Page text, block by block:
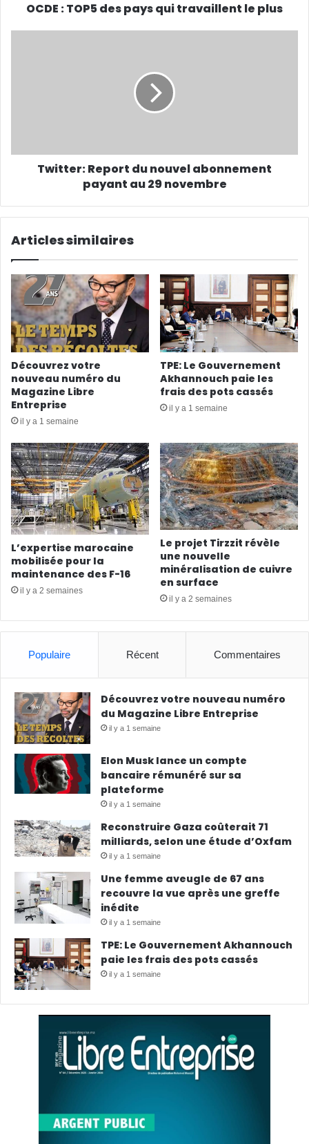
OCDE : TOP5 des pays qui travaillent le plus
Twitter: Report du nouvel abonnement
payant au 29 novembre
Articles similaires
Découvrez votre
nouveau numéro du
Magazine Libre
Entreprise
il y a 1 semaine
TPE: Le Gouvernement
Akhannouch paie les
frais des pots cassés
il y a 1 semaine
L’expertise marocaine
mobilisée pour la
maintenance des F-16
il y a 2 semaines
Le projet Tirzzit révèle
une nouvelle
minéralisation de cuivre
en surface
il y a 2 semaines
Populaire Récent Commentaires
Découvrez votre nouveau numéro
du Magazine Libre Entreprise
il y a 1 semaine
Elon Musk lance un compte
bancaire rémunéré sur sa
plateforme
il y a 1 semaine
Reconstruire Gaza coûterait 71
milliards, selon une étude d’Oxfam
il y a 1 semaine
Une femme aveugle de 67 ans
recouvre la vue après une greffe
inédite
il y a 1 semaine
TPE: Le Gouvernement Akhannouch
paie les frais des pots cassés
il y a 1 semaine